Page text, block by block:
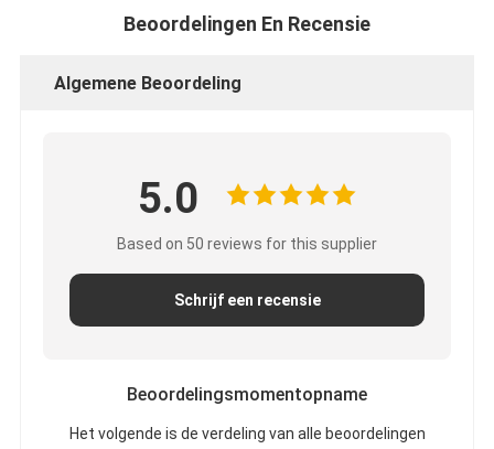
Beoordelingen En Recensie
Algemene Beoordeling
5.0
Based on 50 reviews for this supplier
Schrijf een recensie
Beoordelingsmomentopname
Het volgende is de verdeling van alle beoordelingen